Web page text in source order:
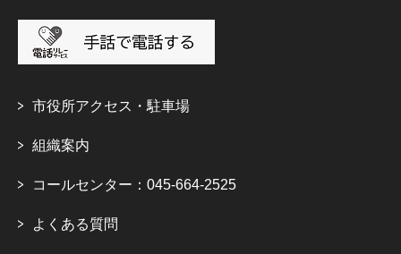
市役所アクセス・駐車場
組織案内
コールセンター：045-664-2525
よくある質問